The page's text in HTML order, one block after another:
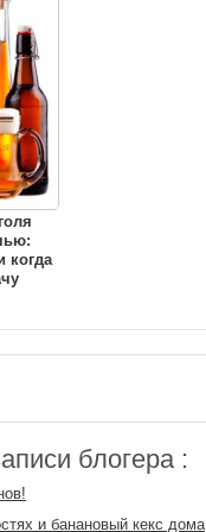
когда
блогера :
и банановый кекс дома